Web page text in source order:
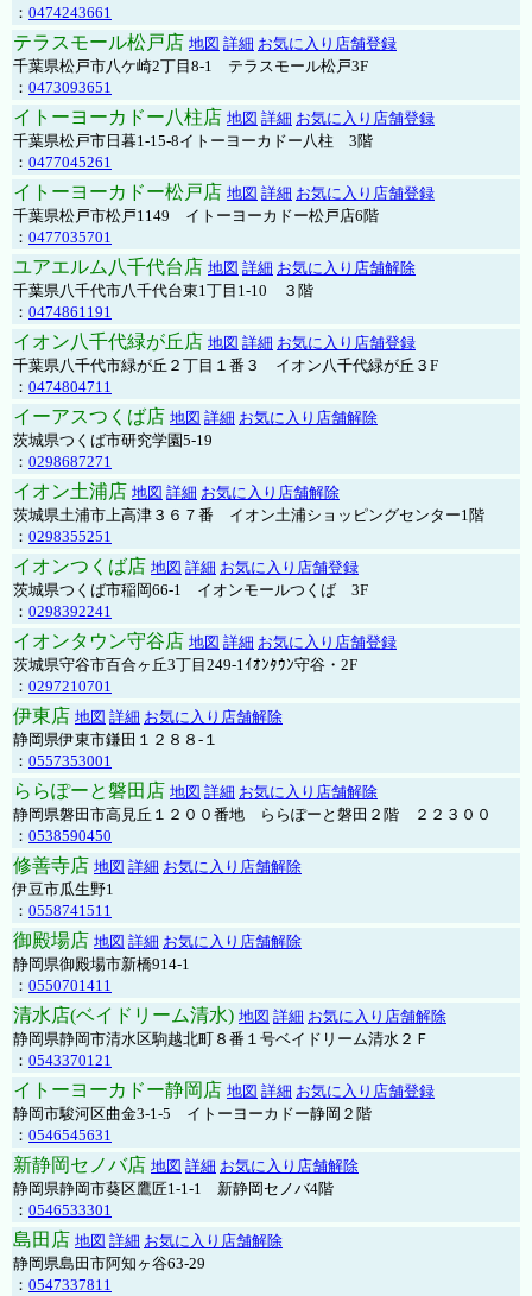
： 0474243661
テラスモール松戸店 地図 詳細 お気に入り店舗登録
千葉県松戸市八ケ崎2丁目8-1 テラスモール松戸3F
： 0473093651
イトーヨーカドー八柱店 地図 詳細 お気に入り店舗登録
千葉県松戸市日暮1-15-8イトーヨーカドー八柱 3階
： 0477045261
イトーヨーカドー松戸店 地図 詳細 お気に入り店舗登録
千葉県松戸市松戸1149 イトーヨーカドー松戸店6階
： 0477035701
ユアエルム八千代台店 地図 詳細 お気に入り店舗解除
千葉県八千代市八千代台東1丁目1-10 ３階
： 0474861191
イオン八千代緑が丘店 地図 詳細 お気に入り店舗登録
千葉県八千代市緑が丘２丁目１番３ イオン八千代緑が丘３F
： 0474804711
イーアスつくば店 地図 詳細 お気に入り店舗解除
茨城県つくば市研究学園5-19
： 0298687271
イオン土浦店 地図 詳細 お気に入り店舗解除
茨城県土浦市上高津３６７番 イオン土浦ショッピングセンター1階
： 0298355251
イオンつくば店 地図 詳細 お気に入り店舗登録
茨城県つくば市稲岡66-1 イオンモールつくば 3F
： 0298392241
イオンタウン守谷店 地図 詳細 お気に入り店舗登録
茨城県守谷市百合ヶ丘3丁目249-1ｲｵﾝﾀｳﾝ守谷・2F
： 0297210701
伊東店 地図 詳細 お気に入り店舗解除
静岡県伊東市鎌田１２８８-１
： 0557353001
ららぽーと磐田店 地図 詳細 お気に入り店舗解除
静岡県磐田市高見丘１２００番地 ららぽーと磐田２階 ２２３００
： 0538590450
修善寺店 地図 詳細 お気に入り店舗解除
伊豆市瓜生野1
： 0558741511
御殿場店 地図 詳細 お気に入り店舗解除
静岡県御殿場市新橋914-1
： 0550701411
清水店(ベイドリーム清水) 地図 詳細 お気に入り店舗解除
静岡県静岡市清水区駒越北町８番１号ベイドリーム清水２Ｆ
： 0543370121
イトーヨーカドー静岡店 地図 詳細 お気に入り店舗登録
静岡市駿河区曲金3-1-5 イトーヨーカドー静岡２階
： 0546545631
新静岡セノバ店 地図 詳細 お気に入り店舗解除
静岡県静岡市葵区鷹匠1-1-1 新静岡セノバ4階
： 0546533301
島田店 地図 詳細 お気に入り店舗解除
静岡県島田市阿知ヶ谷63-29
： 0547337811